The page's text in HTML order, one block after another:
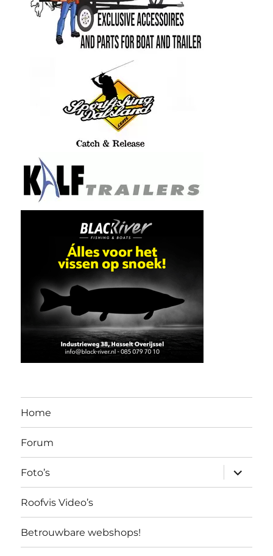
Home
Forum
Foto’s
Roofvis Video’s
Betrouwbare webshops!